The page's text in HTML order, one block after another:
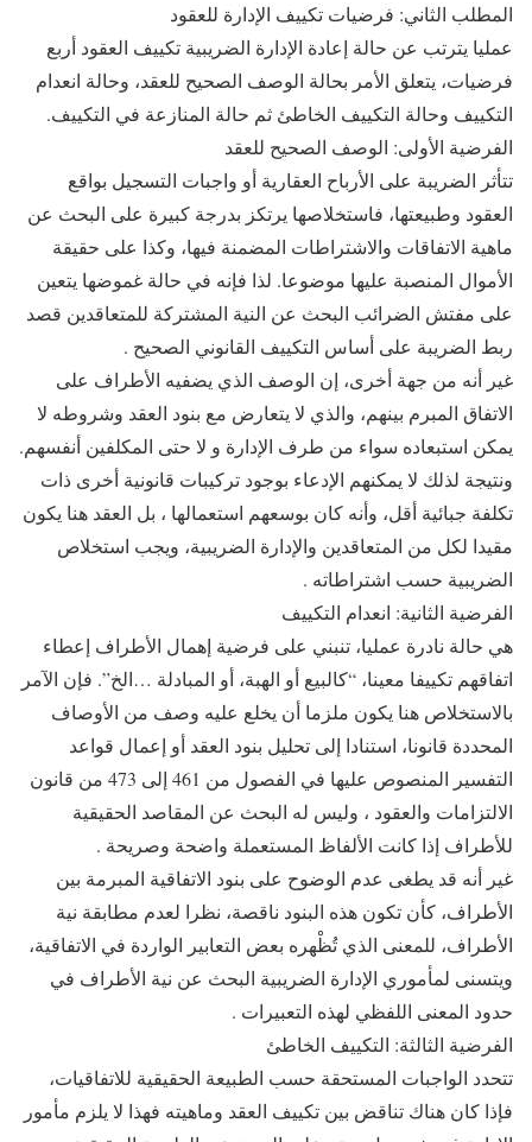
المطلب الثاني: فرضيات تكييف الإدارة للعقود
عمليا يترتب عن حالة إعادة الإدارة الضريبية تكييف العقود أربع
فرضيات، يتعلق الأمر بحالة الوصف الصحيح للعقد، وحالة انعدام
التكييف وحالة التكييف الخاطئ ثم حالة المنازعة في التكييف.
الفرضية الأولى: الوصف الصحيح للعقد
تتأثر الضريبة على الأرباح العقارية أو واجبات التسجيل بواقع
العقود وطبيعتها، فاستخلاصها يرتكز بدرجة كبيرة على البحث عن
ماهية الاتفاقات والاشتراطات المضمنة فيها، وكذا على حقيقة
الأموال المنصبة عليها موضوعا. لذا فإنه في حالة غموضها يتعين
على مفتش الضرائب البحث عن النية المشتركة للمتعاقدين قصد
ربط الضريبة على أساس التكييف القانوني الصحيح .
غير أنه من جهة أخرى، إن الوصف الذي يضفيه الأطراف على
الاتفاق المبرم بينهم، والذي لا يتعارض مع بنود العقد وشروطه لا
يمكن استبعاده سواء من طرف الإدارة و لا حتى المكلفين أنفسهم.
ونتيجة لذلك لا يمكنهم الإدعاء بوجود تركيبات قانونية أخرى ذات
تكلفة جبائية أقل، وأنه كان بوسعهم استعمالها ، بل العقد هنا يكون
مقيدا لكل من المتعاقدين والإدارة الضريبية، ويجب استخلاص
الضريبية حسب اشتراطاته .
الفرضية الثانية: انعدام التكييف
هي حالة نادرة عمليا، تنبني على فرضية إهمال الأطراف إعطاء
اتفاقهم تكييفا معينا، “كالبيع أو الهبة، أو المبادلة …الخ”. فإن الآمر
بالاستخلاص هنا يكون ملزما أن يخلع عليه وصف من الأوصاف
المحددة قانونا، استنادا إلى تحليل بنود العقد أو إعمال قواعد
التفسير المنصوص عليها في الفصول من 461 إلى 473 من قانون
الالتزامات والعقود ، وليس له البحث عن المقاصد الحقيقية
للأطراف إذا كانت الألفاظ المستعملة واضحة وصريحة .
غير أنه قد يطغى عدم الوضوح على بنود الاتفاقية المبرمة بين
الأطراف، كأن تكون هذه البنود ناقصة، نظرا لعدم مطابقة نية
الأطراف، للمعنى الذي تُظْهره بعض التعابير الواردة في الاتفاقية،
ويتسنى لمأموري الإدارة الضريبية البحث عن نية الأطراف في
حدود المعنى اللفظي لهذه التعبيرات .
الفرضية الثالثة: التكييف الخاطئ
تتحدد الواجبات المستحقة حسب الطبيعة الحقيقية للاتفاقيات،
فإذا كان هناك تناقض بين تكييف العقد وماهيته فهذا لا يلزم مأمور